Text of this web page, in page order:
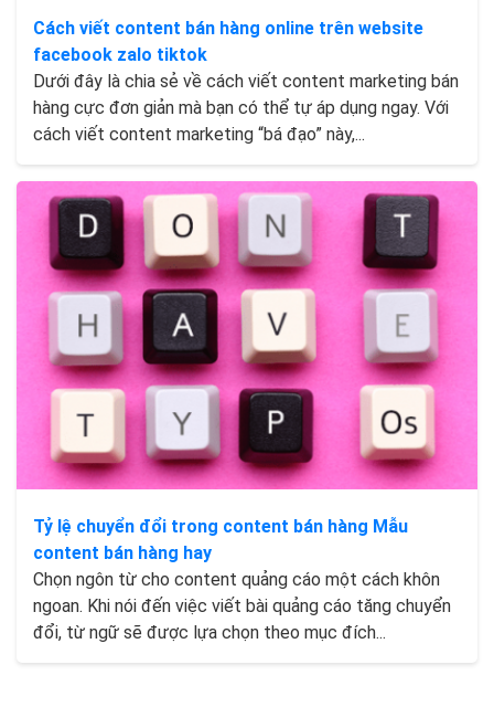
Cách viết content bán hàng online trên website
facebook zalo tiktok
Dưới đây là chia sẻ về cách viết content marketing bán
hàng cực đơn giản mà bạn có thể tự áp dụng ngay. Với
cách viết content marketing “bá đạo” này,...
Tỷ lệ chuyển đổi trong content bán hàng Mẫu
content bán hàng hay
Chọn ngôn từ cho content quảng cáo một cách khôn
ngoan. Khi nói đến việc viết bài quảng cáo tăng chuyển
đổi, từ ngữ sẽ được lựa chọn theo mục đích...